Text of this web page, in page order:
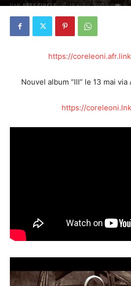
PAR PETE CIRCLE 18 AVRIL 2022 0
https://
Nouvel album “III” le 13 mai
https://